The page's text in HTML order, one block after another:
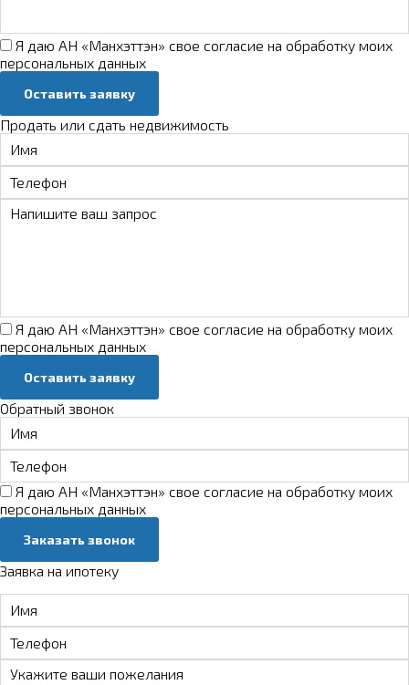
Я даю АН «Манхэттэн» свое согласие на обработку моих
персональных данных
Оставить заявку
Продать или сдать недвижимость
Я даю АН «Манхэттэн» свое согласие на обработку моих
персональных данных
Оставить заявку
Обратный звонок
Я даю АН «Манхэттэн» свое согласие на обработку моих
персональных данных
Заказать звонок
Заявка на ипотеку